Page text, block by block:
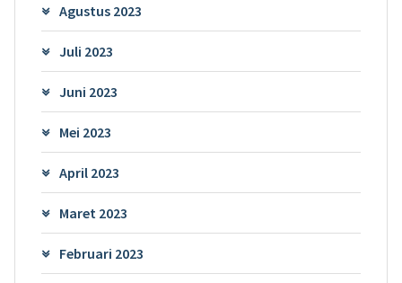
Agustus 2023
Juli 2023
Juni 2023
Mei 2023
April 2023
Maret 2023
Februari 2023